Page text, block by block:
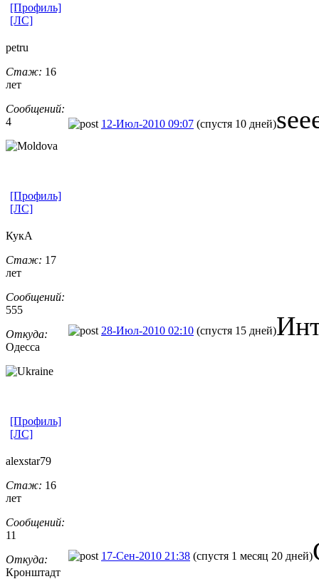
[Профиль]
[ЛС]
petru
Стаж: 16
лет
Сообщений:
4
12-Июл-2010 09:07 (спустя 10 дней)
[Профиль]
[ЛС]
КукА
Стаж: 17
лет
Сообщений:
555
Откуда:
Одесса
28-Июл-2010 02:10 (спустя 15 дней)
[Профиль]
[ЛС]
alexstar79
Стаж: 16
лет
Сообщений:
11
Откуда:
Кронштадт
17-Сен-2010 21:38 (спустя 1 месяц 20 дней)